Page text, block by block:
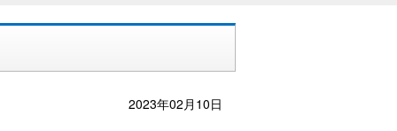
2023年02月10日